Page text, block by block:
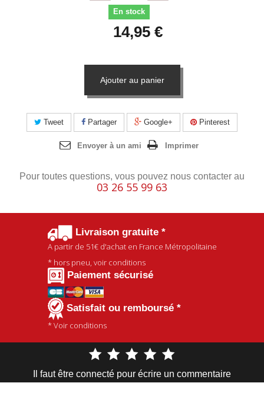
En stock
14,95 €
Ajouter au panier
Tweet Partager Google+ Pinterest
Envoyer à un ami Imprimer
Pour toutes questions, vous pouvez nous contacter au
03 26 55 99 63
Livraison gratuite *
A partir de 51€d'achat en France Métropolitaine
* hors pneu, voir conditions
Paiement sécurisé
Satisfait ou remboursé *
* Voir conditions
Il faut être connecté pour écrire un commentaire